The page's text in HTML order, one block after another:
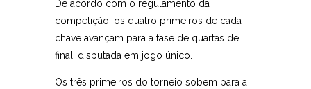
De acordo com o regulamento da
competição, os quatro primeiros de cada
chave avançam para a fase de quartas de
final, disputada em jogo único.
Os três primeiros do torneio sobem para a